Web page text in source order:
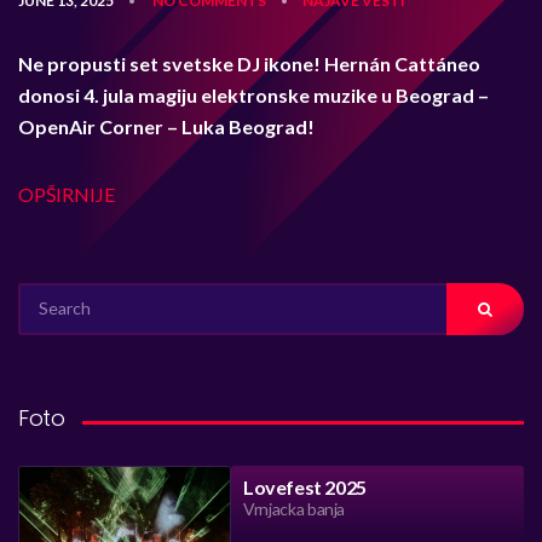
Ne propusti set svetske DJ ikone! Hernán Cattáneo
donosi 4. jula magiju elektronske muzike u Beograd –
OpenAir Corner – Luka Beograd!
OPŠIRNIJE
FOR:
Foto
Lovefest 2025
Vrnjacka banja